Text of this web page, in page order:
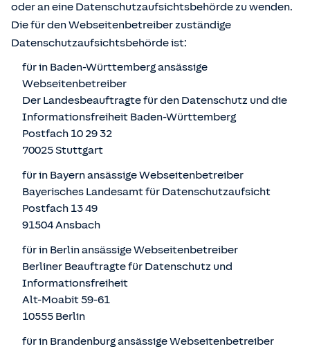
oder an eine Datenschutzaufsichtsbehörde zu wenden.
Die für den Webseitenbetreiber zuständige
Datenschutzaufsichtsbehörde ist:
für in Baden-Württemberg ansässige
Webseitenbetreiber
Der Landesbeauftragte für den Datenschutz und die
Informationsfreiheit Baden-Württemberg
Postfach 10 29 32
70025 Stuttgart
für in Bayern ansässige Webseitenbetreiber
Bayerisches Landesamt für Datenschutzaufsicht
Postfach 13 49
91504 Ansbach
für in Berlin ansässige Webseitenbetreiber
Berliner Beauftragte für Datenschutz und
Informationsfreiheit
Alt-Moabit 59-61
10555 Berlin
für in Brandenburg ansässige Webseitenbetreiber